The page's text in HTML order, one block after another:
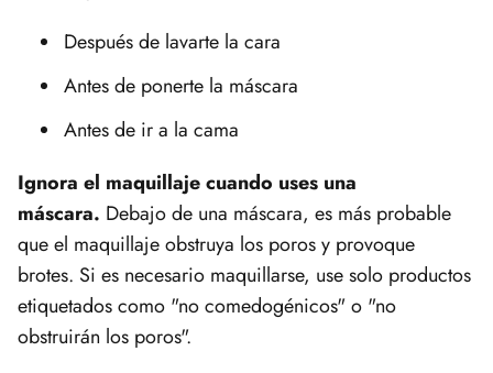
Después de lavarte la cara
Antes de ponerte la máscara
Antes de ir a la cama
Ignora el maquillaje cuando uses una
máscara. Debajo de una máscara, es más probable
que el maquillaje obstruya los poros y provoque
brotes. Si es necesario maquillarse, use solo productos
etiquetados como "no comedogénicos" o "no
obstruirán los poros".